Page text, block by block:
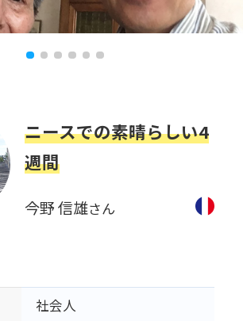
ニースでの素晴らしい4
週間
今野 信雄さん
社会人